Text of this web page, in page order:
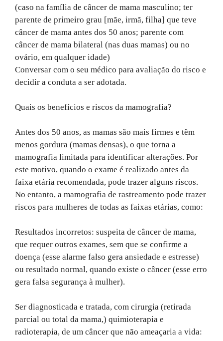
(caso na família de câncer de mama masculino; ter
parente de primeiro grau [mãe, irmã, filha] que teve
câncer de mama antes dos 50 anos; parente com
câncer de mama bilateral (nas duas mamas) ou no
ovário, em qualquer idade)
Conversar com o seu médico para avaliação do risco e
decidir a conduta a ser adotada.
Quais os benefícios e riscos da mamografia?
Antes dos 50 anos, as mamas são mais firmes e têm
menos gordura (mamas densas), o que torna a
mamografia limitada para identificar alterações. Por
este motivo, quando o exame é realizado antes da
faixa etária recomendada, pode trazer alguns riscos.
No entanto, a mamografia de rastreamento pode trazer
riscos para mulheres de todas as faixas etárias, como:
Resultados incorretos: suspeita de câncer de mama,
que requer outros exames, sem que se confirme a
doença (esse alarme falso gera ansiedade e estresse)
ou resultado normal, quando existe o câncer (esse erro
gera falsa segurança à mulher).
Ser diagnosticada e tratada, com cirurgia (retirada
parcial ou total da mama,) quimioterapia e
radioterapia, de um câncer que não ameaçaria a vida: